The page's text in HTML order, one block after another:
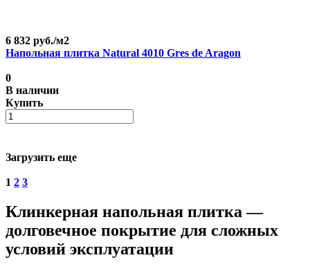
6 832 руб./м2
Напольная плитка Natural 4010 Gres de Aragon
0
В наличии
Купить
Загрузить еще
1 2 3
Клинкерная напольная плитка —
долговечное покрытие для сложных
условий эксплуатации